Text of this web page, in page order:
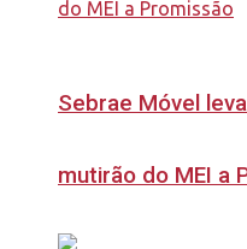
Sebrae Móvel
mutirão do MEI a